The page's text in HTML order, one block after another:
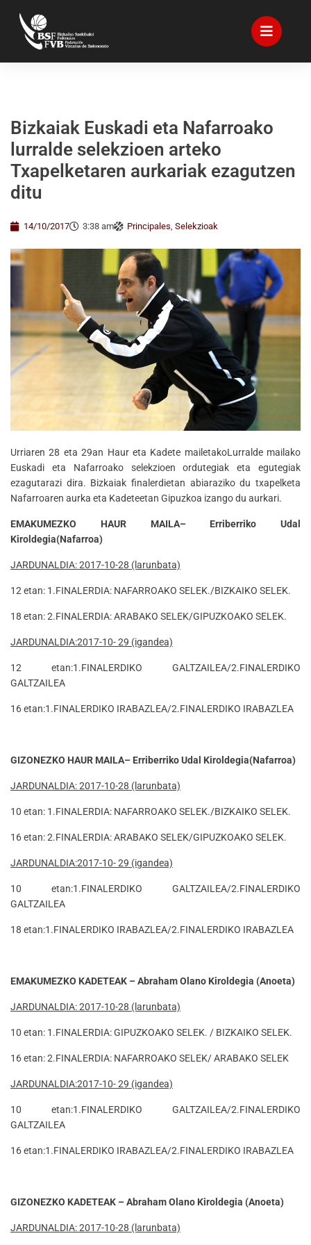
Bizkaiak Euskadi eta Nafarroako
lurralde selekzioen arteko
Txapelketaren aurkariak ezagutzen
ditu
14/10/2017 3:38 am Principales, Selekzioak
Urriaren 28 eta 29an Haur eta Kadete mailetakoLurralde mailako
Euskadi eta Nafarroako selekzioen ordutegiak eta egutegiak
ezagutarazi dira. Bizkaiak finalerdietan abiaraziko du txapelketa
Nafarroaren aurka eta Kadeteetan Gipuzkoa izango du aurkari.
EMAKUMEZKO HAUR MAILA– Erriberriko Udal
Kiroldegia(Nafarroa)
JARDUNALDIA: 2017-10-28 (larunbata)
12 etan: 1.FINALERDIA: NAFARROAKO SELEK./BIZKAIKO SELEK.
18 etan: 2.FINALERDIA: ARABAKO SELEK/GIPUZKOAKO SELEK.
JARDUNALDIA:2017-10- 29 (igandea)
12 etan:1.FINALERDIKO GALTZAILEA/2.FINALERDIKO
GALTZAILEA
16 etan:1.FINALERDIKO IRABAZLEA/2.FINALERDIKO IRABAZLEA
GIZONEZKO HAUR MAILA– Erriberriko Udal Kiroldegia(Nafarroa)
JARDUNALDIA: 2017-10-28 (larunbata)
10 etan: 1.FINALERDIA: NAFARROAKO SELEK./BIZKAIKO SELEK.
16 etan: 2.FINALERDIA: ARABAKO SELEK/GIPUZKOAKO SELEK.
JARDUNALDIA:2017-10- 29 (igandea)
10 etan:1.FINALERDIKO GALTZAILEA/2.FINALERDIKO
GALTZAILEA
18 etan:1.FINALERDIKO IRABAZLEA/2.FINALERDIKO IRABAZLEA
EMAKUMEZKO KADETEAK – Abraham Olano Kiroldegia (Anoeta)
JARDUNALDIA: 2017-10-28 (larunbata)
10 etan: 1.FINALERDIA: GIPUZKOAKO SELEK. / BIZKAIKO SELEK.
16 etan: 2.FINALERDIA: NAFARROAKO SELEK/ ARABAKO SELEK
JARDUNALDIA:2017-10- 29 (igandea)
10 etan:1.FINALERDIKO GALTZAILEA/2.FINALERDIKO
GALTZAILEA
16 etan:1.FINALERDIKO IRABAZLEA/2.FINALERDIKO IRABAZLEA
GIZONEZKO KADETEAK – Abraham Olano Kiroldegia (Anoeta)
JARDUNALDIA: 2017-10-28 (larunbata)